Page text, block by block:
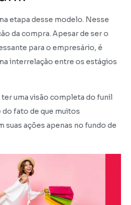
etapa desse modelo. Nesse
da compra. Apesar de ser o
para o empresário, é
interrelação entre os estágios
uma visão completa do funil
do fato de que muitos
ações apenas no fundo de